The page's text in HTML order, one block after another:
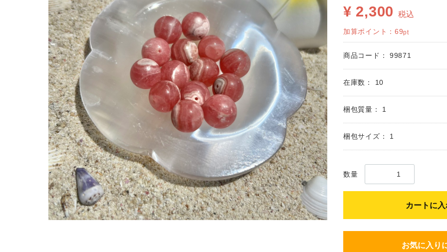
¥ 2,300 税込
加算ポイント： 69pt
商品コード： 99871
在庫数： 10
梱包質量： 1
梱包サイズ： 1
数量
カートに
お気に入り